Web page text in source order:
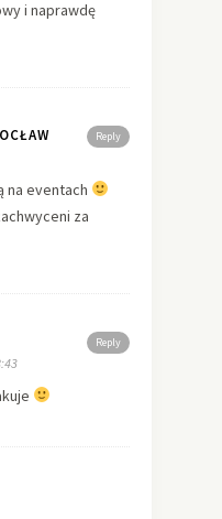
i naprawdę
Reply
na eventach
za
Reply